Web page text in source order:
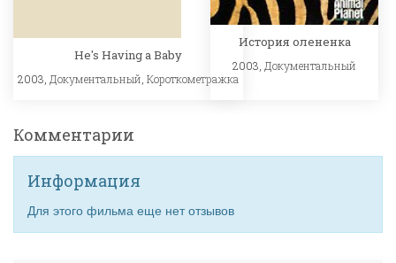
He's Having a Baby
2003, Документальный Короткометражка
История олененка
2003,Документальный
Комментарии
Информация
Для этого фильма еще нет отзывов